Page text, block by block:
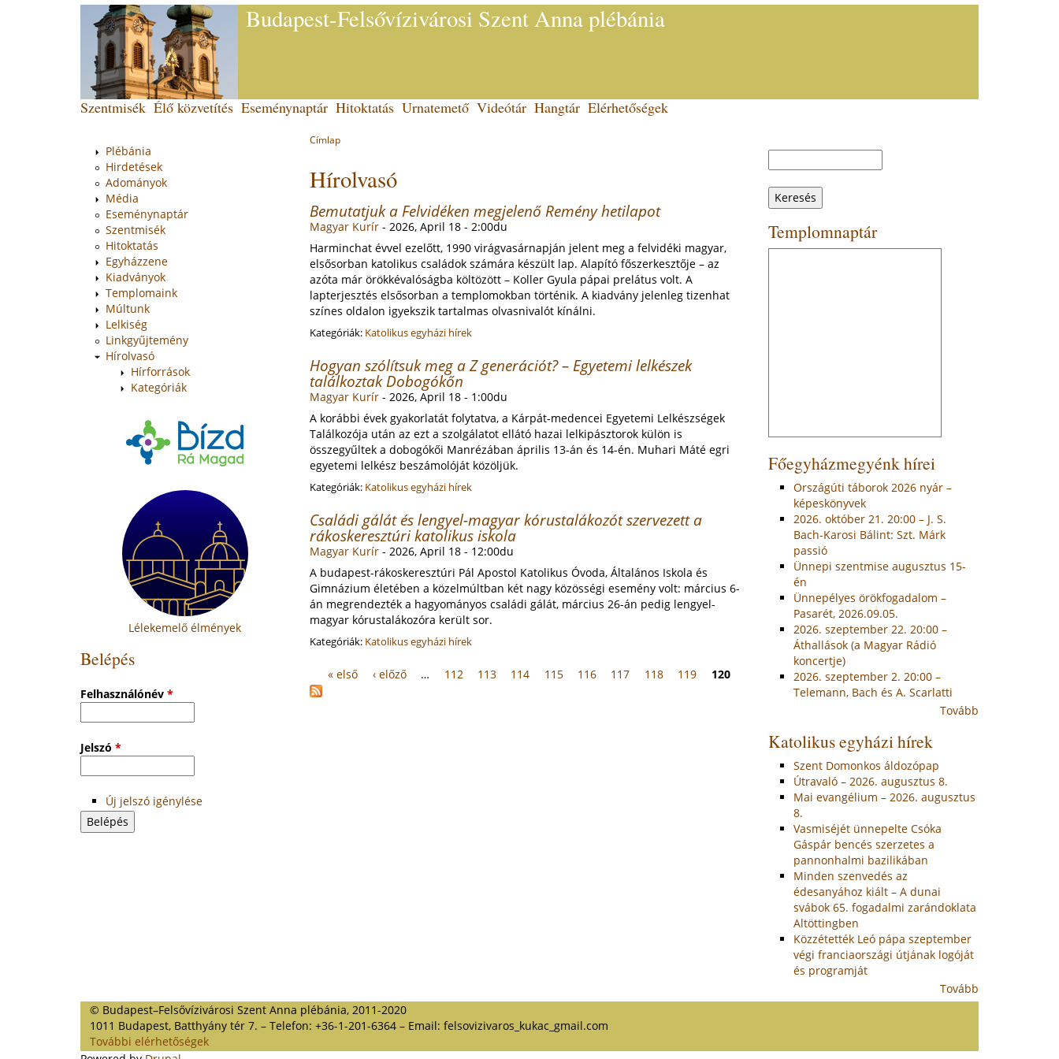
Budapest-Felsővízivárosi Szent Anna plébánia
are
Címlap
to
top
Hírolvasó
Bemutatjuk a Felvidéken megjelenő Remény hetilapot
Magyar Kurír- 2026, April 18 - 2:00du
Harminchat évvel ezelőtt, 1990 virágvasárnapján jelent meg a felvidéki magyar,
elsősorban katolikus családok számára készült lap. Alapító főszerkesztője – az
azóta már örökkévalóságba költözött – Koller Gyula pápai prelátus volt. A
lapterjesztés elsősorban a templomokban történik. A kiadvány jelenleg tizenhat
színes oldalon igyekszik tartalmas olvasnivalót kínálni.
Kategóriák: Katolikus egyházi hírek
Hogyan szólítsuk meg a Z generációt? – Egyetemi lelkészek
találkoztak Dobogókőn
Magyar Kurír- 2026, April 18 - 1:00du
A korábbi évek gyakorlatát folytatva, a Kárpát-medencei Egyetemi Lelkészségek
Találkozója után az ezt a szolgálatot ellátó hazai lelkipásztorok külön is
összegyűltek a dobogókői Manrézában április 13-án és 14-én. Muhari Máté egri
egyetemi lelkész beszámolóját közöljük.
Kategóriák: Katolikus egyházi hírek
Családi gálát és lengyel-magyar kórustalákozót szervezett a
rákoskeresztúri katolikus iskola
Magyar Kurír- 2026, April 18 - 12:00du
A budapest-rákoskeresztúri Pál Apostol Katolikus Óvoda, Általános Iskola és
Gimnázium életében a közelmúltban két nagy közösségi esemény volt: március 6-
án megrendezték a hagyományos családi gálát, március 26-án pedig lengyel-
magyar kórustalákozóra került sor.
Kategóriák: Katolikus egyházi hírek
Oldalak
« első ‹ előző … 112 113 114 115 116 117 118 119 120
Back
menu
Szentmisék Élő közvetítés Eseménynaptár Hitoktatás Urnatemető Videótár Hangtár Elérhetőségek
Plébánia
Hirdetések
Adományok
Média
Eseménynaptár
Szentmisék
Hitoktatás
Egyházzene
Kiadványok
Templomaink
Múltunk
Lelkiség
Linkgyűjtemény
Hírolvasó
Hírforrások
Kategóriák
Lélekemelő élmények
Belépés
Felhasználónév *
Jelszó *
Új jelszó igénylése
Keresés
űrlap
Templomnaptár
Főegyházmegyénk hírei
Országúti táborok 2026 nyár –
képeskönyvek
2026. október 21. 20:00 – J. S.
Bach-Karosi Bálint: Szt. Márk
passió
Ünnepi szentmise augusztus 15-
én
Ünnepélyes örökfogadalom –
Pasarét, 2026.09.05.
2026. szeptember 22. 20:00 –
Áthallások (a Magyar Rádió
koncertje)
2026. szeptember 2. 20:00 –
Telemann, Bach és A. Scarlatti
Tovább
Katolikus egyházi hírek
Szent Domonkos áldozópap
Útravaló – 2026. augusztus 8.
Mai evangélium – 2026. augusztus
8.
Vasmiséjét ünnepelte Csóka
Gáspár bencés szerzetes a
pannonhalmi bazilikában
Minden szenvedés az
édesanyához kiált – A dunai
svábok 65. fogadalmi zarándoklata
Altöttingben
Közzétették Leó pápa szeptember
végi franciaországi útjának logóját
és programját
Tovább
© Budapest–Felsővízivárosi Szent Anna plébánia, 2011-2020
1011 Budapest, Batthyány tér 7. – Telefon: +36-1-201-6364 – Email: felsovizivaros_kukac_gmail.com
További elérhetőségek